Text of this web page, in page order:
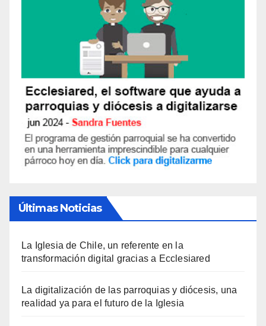
Últimas Noticias
La Iglesia de Chile, un referente en la
transformación digital gracias a Ecclesiared
La digitalización de las parroquias y diócesis, una
realidad ya para el futuro de la Iglesia